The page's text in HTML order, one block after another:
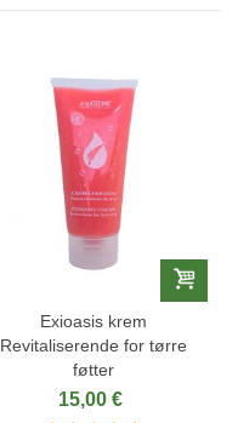
Exioasis krem
Revitaliserende for tørre
føtter
15,00 €